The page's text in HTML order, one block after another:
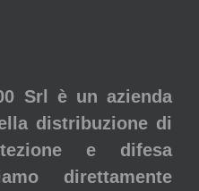
Srl è un azienda
distribuzione di
e difesa
direttamente